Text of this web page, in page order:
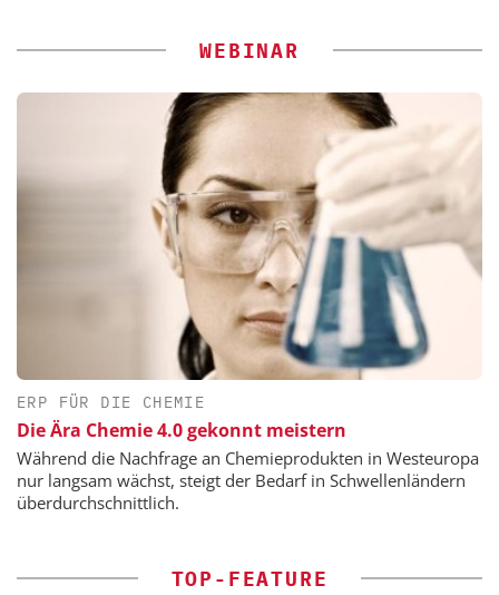
WEBINAR
ERP FÜR DIE CHEMIE
Die Ära Chemie 4.0 gekonnt meistern
Während die Nachfrage an Chemieprodukten in Westeuropa
nur langsam wächst, steigt der Bedarf in Schwellenländern
überdurchschnittlich.
TOP-FEATURE